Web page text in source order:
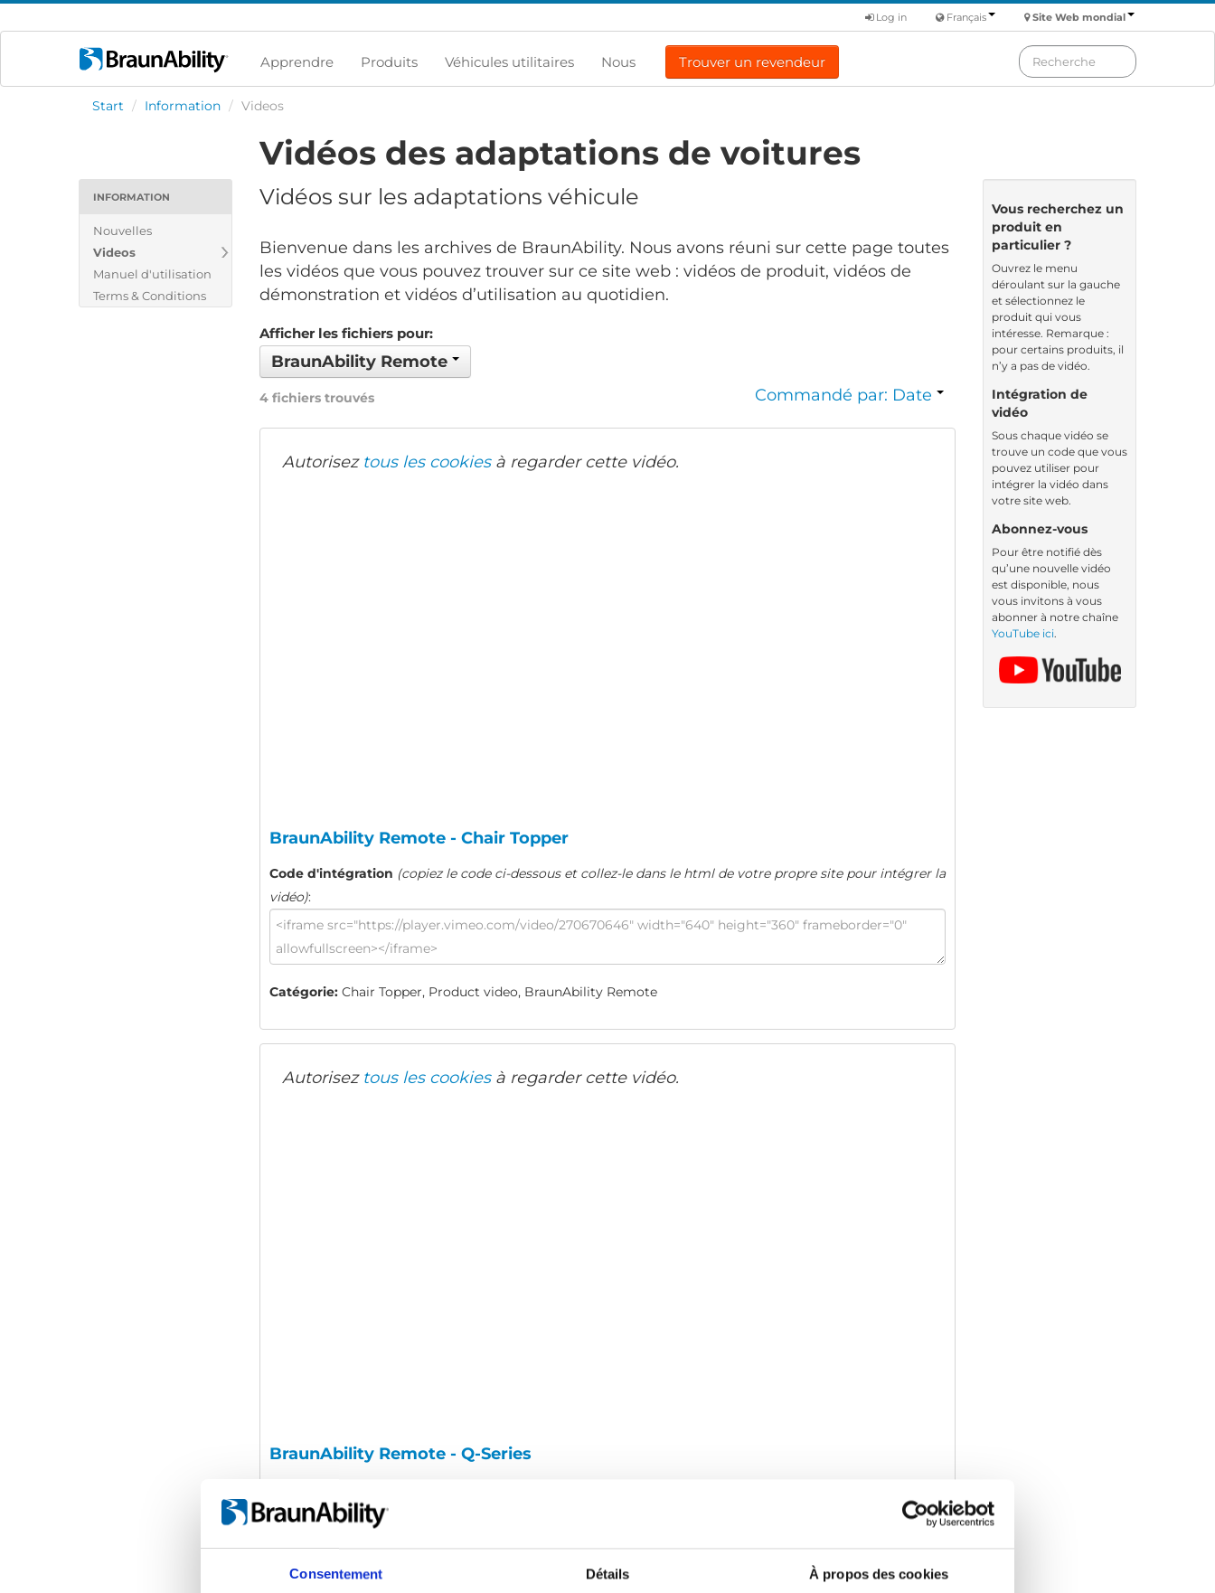
Consentement Détails À propos des cookies
Site Web mondial
Français
Log in
Apprendre Produits Véhicules utilitaires Nous Trouver un revendeur
Start / Information / Videos
INFORMATION
Nouvelles
Videos
Manuel d'utilisation
Terms & Conditions
Vidéos des adaptations de voitures
Vidéos sur les adaptations véhicule
Bienvenue dans les archives de BraunAbility. Nous avons réuni sur cette page toutes
les vidéos que vous pouvez trouver sur ce site web : vidéos de produit, vidéos de
démonstration et vidéos d’utilisation au quotidien.
Afficher les fichiers pour:
BraunAbility Remote
4 fichiers trouvés Commandé par: Date
Autorisez tous les cookiesà regarder cette vidéo.
BraunAbility Remote - Chair Topper
Code d'intégration (copiez le code ci-dessous et collez-le dans le html de votre propre site pour intégrer la
vidéo):
Catégorie: Chair Topper, Product video, BraunAbility Remote
Autorisez tous les cookiesà regarder cette vidéo.
BraunAbility Remote - Q-Series
vidéo):
Vous recherchez un
produit en
particulier ?
Ouvrez le menu
déroulant sur la gauche
et sélectionnez le
produit qui vous
intéresse. Remarque :
pour certains produits, il
n’y a pas de vidéo.
Intégration de
vidéo
Sous chaque vidéo se
trouve un code que vous
pouvez utiliser pour
intégrer la vidéo dans
votre site web.
Abonnez-vous
Pour être notifié dès
qu’une nouvelle vidéo
est disponible, nous
vous invitons à vous
abonner à notre chaîne
YouTube ici.